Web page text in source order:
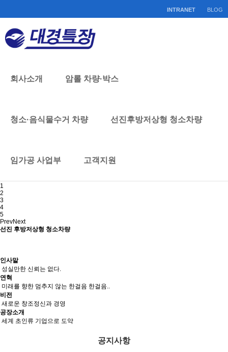
INTRANET BLOG
회사소개 암롤 차량·박스
청소·음식물수거 차량 선진후방저상형 청소차량
임가공 사업부 고객지원
Next
view more +
음식물 수거차량
view more +
1
2
3
4
5
PrevNext
선진 후방저상형 청소차량
인사말
성실만한 신뢰는 없다.
연혁
미래를 향한 멈추지 않는 한걸음 한걸음..
비전
새로운 창조정신과 경영
공장소개
세계 초인류 기업으로 도약
공지사항